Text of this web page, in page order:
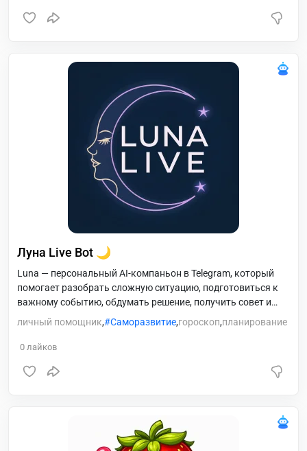
Луна Live Bot 🌙
Luna — персональный AI-компаньон в Telegram, который
помогает разобрать сложную ситуацию, подготовиться к
важному событию, обдумать решение, получить совет и
персональную Картину дня. Бот запоминает важные
факты, поддерживает продолжение диалога и предлагает
расширенные функции Luna+.
личный помощник, Саморазвитие,гороскоп,планирование
0 лайков